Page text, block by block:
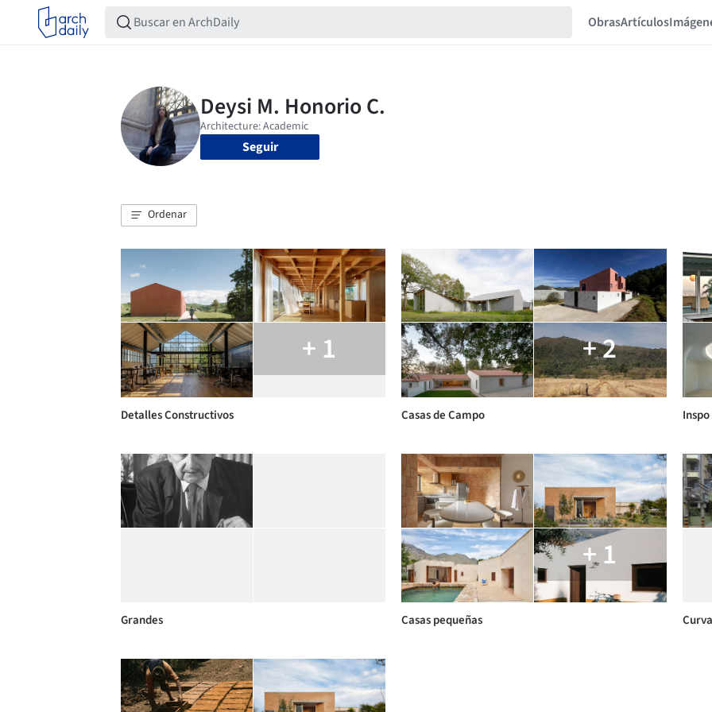
ObrasArtículos
Seguir
Ordenar
+ 1
Detalles Constructivos
+ 2
Casas de Campo Inspo
Grandes
+ 1
Casas pequeñas